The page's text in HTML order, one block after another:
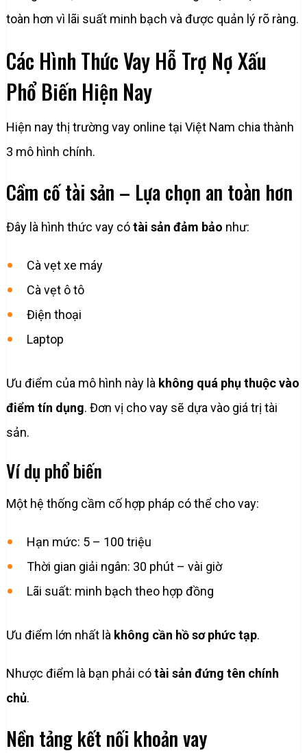
toàn hơn vì lãi suất minh bạch và được quản lý rõ ràng.
Các Hình Thức Vay Hỗ Trợ Nợ Xấu
Phổ Biến Hiện Nay
Hiện nay thị trường vay online tại Việt Nam chia thành
3 mô hình chính.
Cầm cố tài sản – Lựa chọn an toàn hơn
Đây là hình thức vay cótài sản đảm bảo như:
Cà vẹt xe máy
Cà vẹt ô tô
Điện thoại
Laptop
Ưu điểm của mô hình này là không quá phụ thuộc vào
điểm tín dụng. Đơn vị cho vay sẽ dựa vào giá trị tài
sản.
Ví dụ phổ biến
Một hệ thống cầm cố hợp pháp có thể cho vay:
Hạn mức: 5 – 100 triệu
Thời gian giải ngân: 30 phút – vài giờ
Lãi suất: minh bạch theo hợp đồng
Ưu điểm lớn nhất là không cần hồ sơ phức tạp.
Nhược điểm là bạn phải cótài sản đứng tên chính
chủ.
Nền tảng kết nối khoản vay